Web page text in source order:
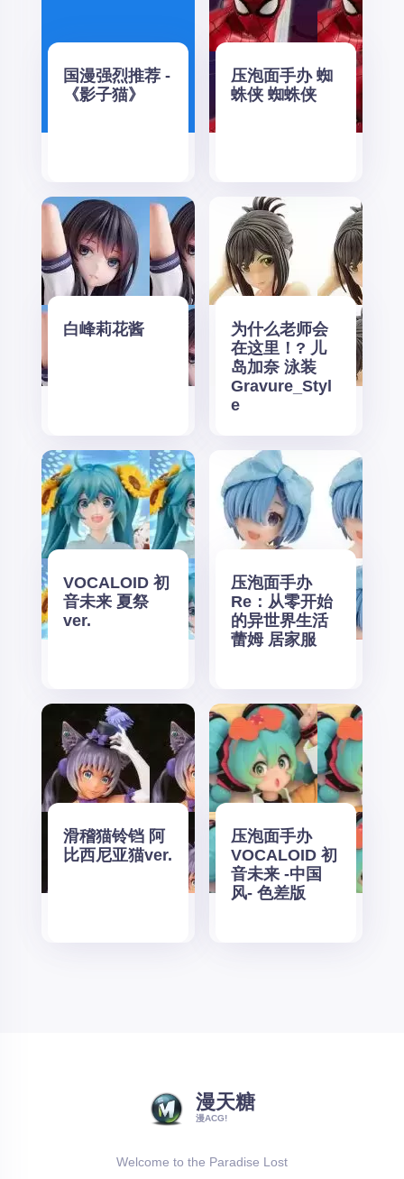
国漫强烈推荐 -
《影子猫》
压泡面手办 蜘
蛛侠 蜘蛛侠
白峰莉花酱
为什么老师会
在这里！? 儿
岛加奈 泳装
Gravure_Styl
e
VOCALOID 初
音未来 夏祭
ver.
压泡面手办
Re：从零开始
的异世界生活
蕾姆 居家服
滑稽猫铃铛 阿
比西尼亚猫ver.
压泡面手办
VOCALOID 初
音未来 -中国
风- 色差版
漫天糖
漫ACG!
Welcome to the Paradise Lost